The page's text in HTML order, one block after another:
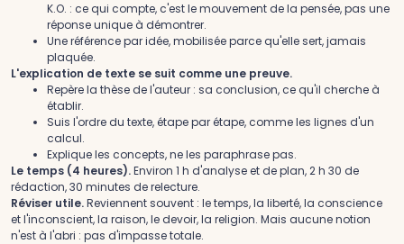
K.O. : ce qui compte, c'est le mouvement de la pensée, pas une
réponse unique à démontrer.
Une référence par idée, mobilisée parce qu'elle sert, jamais
plaquée.
L'explication de texte se suit comme une preuve.
Repère la thèse de l'auteur : sa conclusion, ce qu'il cherche à
établir.
Suis l'ordre du texte, étape par étape, comme les lignes d'un
calcul.
Explique les concepts, ne les paraphrase pas.
Le temps (4 heures).Environ 1 h d'analyse et de plan, 2 h 30 de
rédaction, 30 minutes de relecture.
Réviser utile.Reviennent souvent : le temps, la liberté, la conscience
et l'inconscient, la raison, le devoir, la religion. Mais aucune notion
n'est à l'abri : pas d'impasse totale.